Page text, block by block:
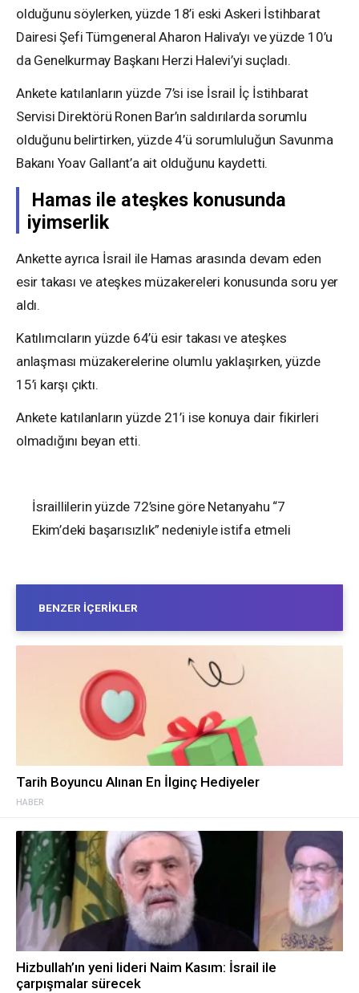
olduğunu söylerken, yüzde 18’i eski Askeri İstihbarat
Dairesi Şefi Tümgeneral Aharon Haliva’yı ve yüzde 10’u
da Genelkurmay Başkanı Herzi Halevi’yi suçladı.
Ankete katılanların yüzde 7’si ise İsrail İç İstihbarat
Servisi Direktörü Ronen Bar’ın saldırılarda sorumlu
olduğunu belirtirken, yüzde 4’ü sorumluluğun Savunma
Bakanı Yoav Gallant’a ait olduğunu kaydetti.
Hamas ile ateşkes konusunda
iyimserlik
Ankette ayrıca İsrail ile Hamas arasında devam eden
esir takası ve ateşkes müzakereleri konusunda soru yer
aldı.
Katılımcıların yüzde 64’ü esir takası ve ateşkes
anlaşması müzakerelerine olumlu yaklaşırken, yüzde
15’i karşı çıktı.
Ankete katılanların yüzde 21’i ise konuya dair fikirleri
olmadığını beyan etti.
İsraillilerin yüzde 72’sine göre Netanyahu “7
Ekim’deki başarısızlık” nedeniyle istifa etmeli
BENZER İÇERIKLER
HABER
Tarih Boyuncu Alınan En İlginç Hediyeler
Hizbullah’ın yeni lideri Naim Kasım: İsrail ile
çarpışmalar sürecek